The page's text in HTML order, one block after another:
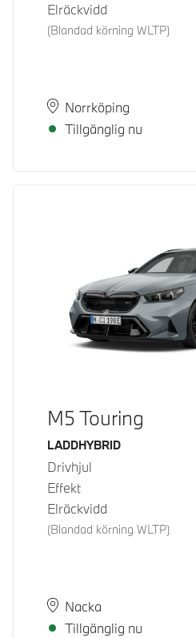
Elräckvidd
(Blandad körning WLTP)
PlatsNorrköping
Leveranstid
Tillgänglig nu
M5 Touring
Bränsle
LADDHYBRID
Drivhjul
Effekt
Elräckvidd
(Blandad körning WLTP)
PlatsNacka
Leveranstid
Tillgänglig nu